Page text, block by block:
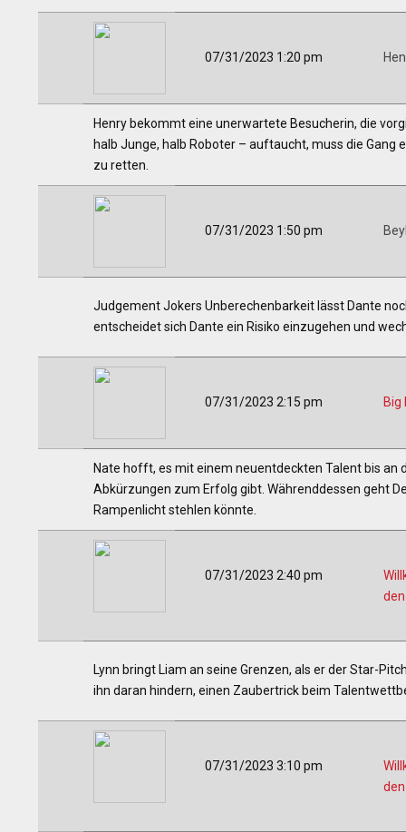
07/31/2023 1:20 pm
Henry bekommt eine unerwartete Besucherin, die
halb Junge, halb Roboter – auftaucht, muss die Gang
zu retten.
07/31/2023 1:50 pm
Judgement Jokers Unberechenbarkeit lässt Dante
entscheidet sich Dante ein Risiko einzugehen und
07/31/2023 2:15 pm Big
Nate hofft, es mit einem neuentdeckten Talent bis an
Abkürzungen zum Erfolg gibt. Währenddessen geht
Rampenlicht stehlen könnte.
07/31/2023 2:40 pm
Lynn bringt Liam an seine Grenzen, als er der Star-
ihn daran hindern, einen Zaubertrick beim
07/31/2023 3:10 pm